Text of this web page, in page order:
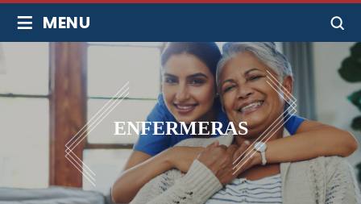
≡ MENU
ENFERMERAS